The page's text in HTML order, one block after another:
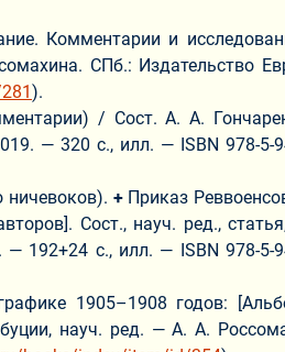
Комментарии и
СПб.: Издательство
).
/ Сост. А. А.
— 320 с., илл. — ISBN 978-5-
ничевоков). +Приказ
Сост., науч. ред.,
192+24 с., илл. — ISBN 978-5-
1905–1908 годов:
науч. ред. — А. А.